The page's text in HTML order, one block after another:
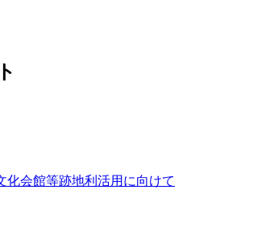
化会館等跡地利活用に向けて